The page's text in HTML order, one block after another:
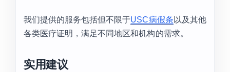
我们提供的服务包括但不限于USC病假条 以及其他
各类医疗证明，满足不同地区和机构的需求。
实用建议